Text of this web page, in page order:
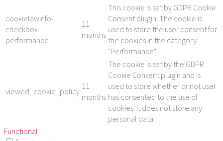
cookielawinfo-
checkbox-
performance
11
months
This cookie is set by GDPR Cookie
Consent plugin. The cookie is
used to store the user consent for
the cookies in the category
"Performance".
viewed_cookie_policy
11
months
The cookie is set by the GDPR
Cookie Consent plugin and is
used to store whether or not user
has consented to the use of
cookies. It does not store any
personal data.
Functional